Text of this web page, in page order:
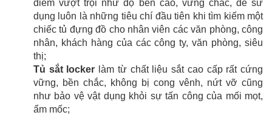
điểm vượt trội như độ bền cao, vững chắc, dễ sử
dụng luôn là những tiêu chí đầu tiên khi tìm kiếm một
chiếc tủ đựng đồ cho nhân viên các văn phòng, công
nhân, khách hàng của các công ty, văn phòng, siêu
thị;
Tủ sắt locker làm từ chất liệu sắt cao cấp rất cứng
vững, bền chắc, không bị cong vênh, nứt vỡ cũng
như bảo vệ vật dụng khỏi sự tấn công của mối mọt,
ẩm mốc;